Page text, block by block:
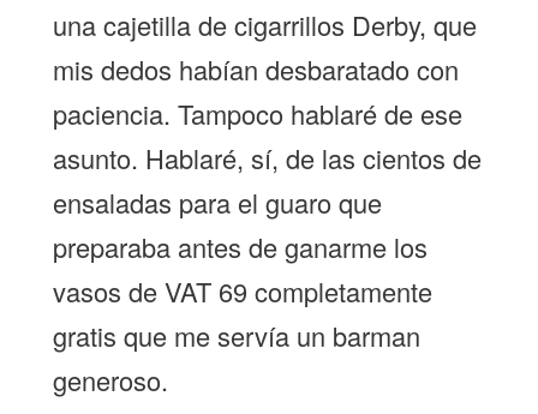
una cajetilla de cigarrillos Derby, que
mis dedos habían desbaratado con
paciencia. Tampoco hablaré de ese
asunto. Hablaré, sí, de las cientos de
ensaladas para el guaro que
preparaba antes de ganarme los
vasos de VAT 69 completamente
gratis que me servía un barman
generoso.